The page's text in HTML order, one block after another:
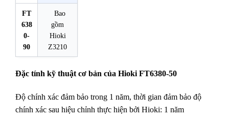
FT
638
0-
90
Bao
gồm
Hioki
Z3210
Đặc tính kỹ thuật cơ bản của Hioki FT6380-50
Độ chính xác đảm bảo trong 1 năm, thời gian đảm bảo độ
chính xác sau hiệu chỉnh thực hiện bởi Hioki: 1 năm